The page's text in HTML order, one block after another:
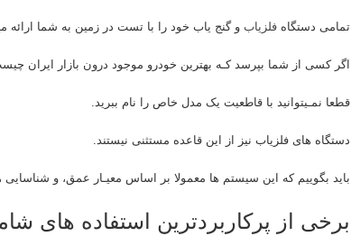
تمامی دستگاه فلزیاب و گنج یاب خود را با تست در زمین به شما ارائه
اگر کسی از شما بپرسد کـه بهترین خودرو موجود درون بازار ایران
قطعا نمـیتوانید با قاطعیت یک مدل خاص را نام ببرید.
دستگاه های فلزیاب نیز از این قاعده مستثنی نیستند.
باید بگوییم که این سیستم ها معمولا بر اساس معیـار عمق، و
برخی از پرکاربردترین استفاده های